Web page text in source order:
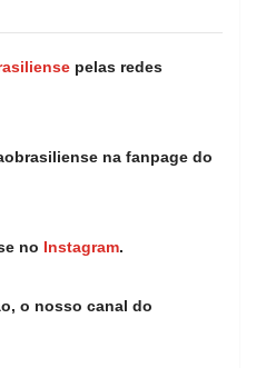
pelas redes
na fanpage do
no Instagram.
o nosso canal do